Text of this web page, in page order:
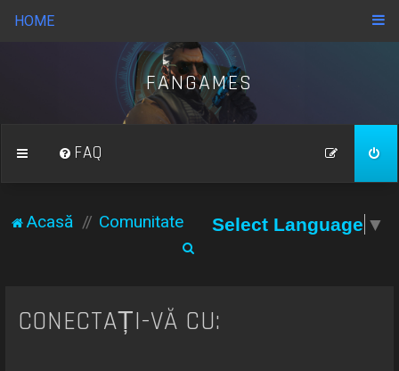
HOME
FANGAMES
FAQ
Acasă Comunitate Select Language ▼
t
CONECTAȚI-VĂ CU: